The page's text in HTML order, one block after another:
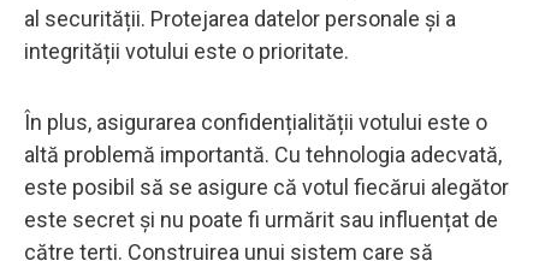
al securității. Protejarea datelor personale și a
integrității votului este o prioritate.
În plus, asigurarea confidențialității votului este o
altă problemă importantă. Cu tehnologia adecvată,
este posibil să se asigure că votul fiecărui alegător
este secret și nu poate fi urmărit sau influențat de
către terți. Construirea unui sistem care să